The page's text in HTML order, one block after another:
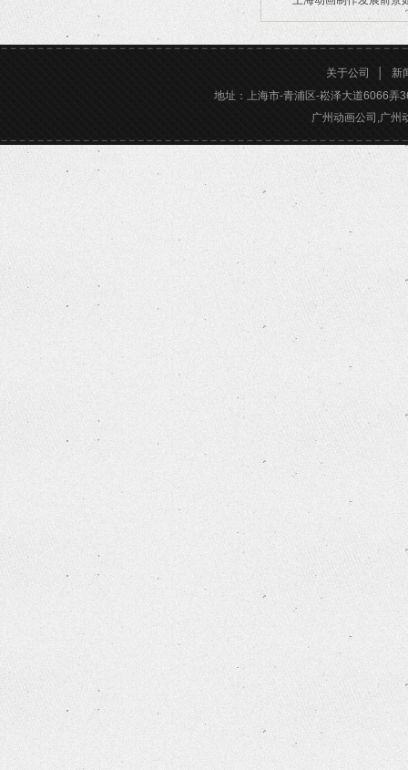
2026/02/28
2026/02/24
关于公司
新
地址：上海市-青浦区-崧泽大道6066弄
广州动画公司,广州